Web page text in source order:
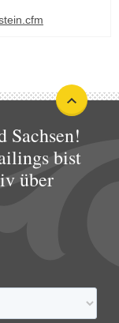
Sachsen!
bist
über